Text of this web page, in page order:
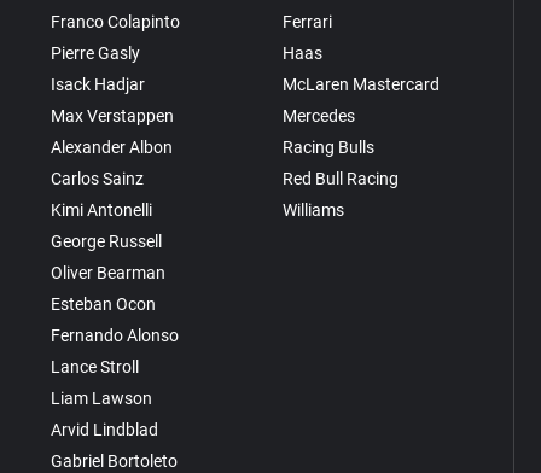
Franco Colapinto
Pierre Gasly
Isack Hadjar
Max Verstappen
Alexander Albon
Carlos Sainz
Kimi Antonelli
George Russell
Oliver Bearman
Esteban Ocon
Fernando Alonso
Lance Stroll
Liam Lawson
Arvid Lindblad
Gabriel Bortoleto
Ferrari
Haas
McLaren Mastercard
Mercedes
Racing Bulls
Red Bull Racing
Williams